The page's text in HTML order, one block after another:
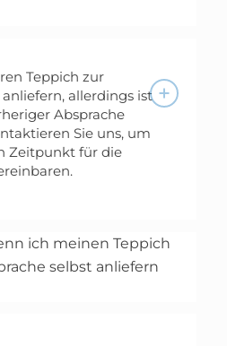
Teppich zur
allerdings ist
Absprache
Sie uns, um
Zeitpunkt für die
ich meinen Teppich
selbst anliefern